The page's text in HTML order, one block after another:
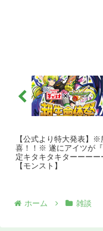
【公式より特大発表】※
喜！！※ 遂にアイツが
定キタキタキターーーー
【モンスト】
ホーム 雑談